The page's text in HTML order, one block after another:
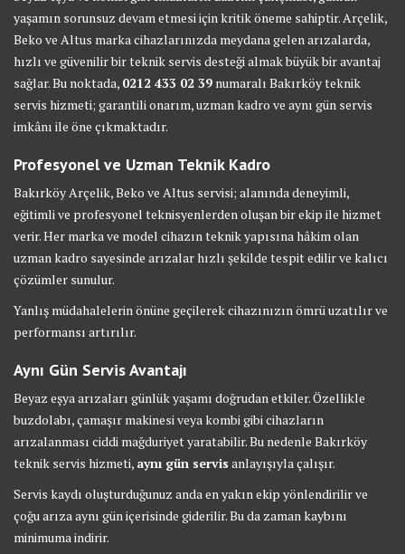
yaşamın sorunsuz devam etmesi için kritik öneme sahiptir. Arçelik,
Beko ve Altus marka cihazlarınızda meydana gelen arızalarda,
hızlı ve güvenilir bir teknik servis desteği almak büyük bir avantaj
sağlar. Bu noktada, 0212 433 02 39 numaralı Bakırköy teknik
servis hizmeti; garantili onarım, uzman kadro ve aynı gün servis
imkânı ile öne çıkmaktadır.
Profesyonel ve Uzman Teknik Kadro
Bakırköy Arçelik, Beko ve Altus servisi; alanında deneyimli,
eğitimli ve profesyonel teknisyenlerden oluşan bir ekip ile hizmet
verir. Her marka ve model cihazın teknik yapısına hâkim olan
uzman kadro sayesinde arızalar hızlı şekilde tespit edilir ve kalıcı
çözümler sunulur.
Yanlış müdahalelerin önüne geçilerek cihazınızın ömrü uzatılır ve
performansı artırılır.
Aynı Gün Servis Avantajı
Beyaz eşya arızaları günlük yaşamı doğrudan etkiler. Özellikle
buzdolabı, çamaşır makinesi veya kombi gibi cihazların
arızalanması ciddi mağduriyet yaratabilir. Bu nedenle Bakırköy
teknik servis hizmeti, aynı gün servis anlayışıyla çalışır.
Servis kaydı oluşturduğunuz anda en yakın ekip yönlendirilir ve
çoğu arıza aynı gün içerisinde giderilir. Bu da zaman kaybını
minimuma indirir.